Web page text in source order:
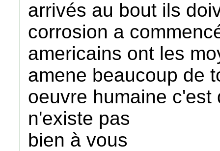
arrivés au bout ils
corrosion a
americains ont les
amene beaucoup de
oeuvre humaine
n'existe pas
bien à vous